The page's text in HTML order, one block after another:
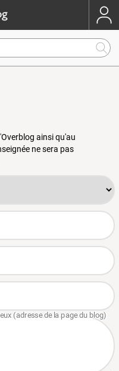
ainsi qu'au
ne sera pas